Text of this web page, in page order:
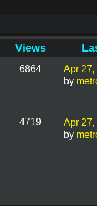
Views
6864
Apr 27,
by
4719
Apr 27,
by